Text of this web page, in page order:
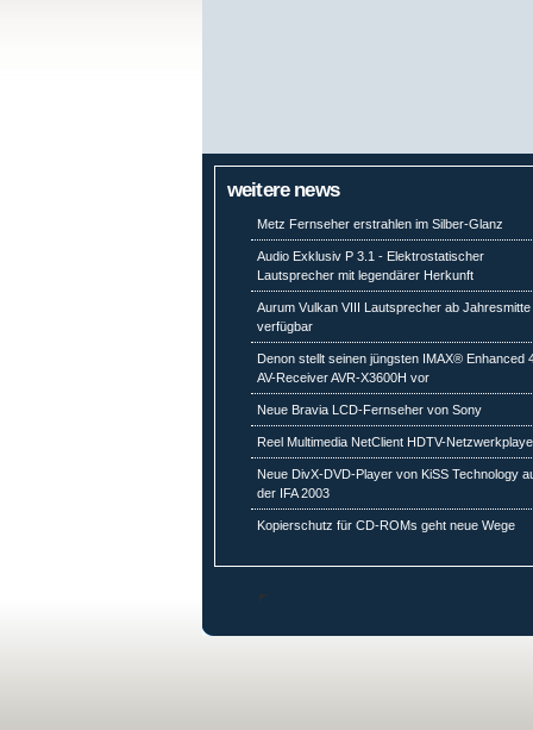
weitere news
Metz Fernseher erstrahlen im Silber-Glanz
Audio Exklusiv P 3.1 - Elektrostatischer
Lautsprecher mit legendärer Herkunft
Aurum Vulkan VIII Lautsprecher ab Jahresmitte
verfügbar
Denon stellt seinen jüngsten IMAX® Enhanced
AV-Receiver AVR-X3600H vor
Neue Bravia LCD-Fernseher von Sony
Reel Multimedia NetClient HDTV-
Neue DivX-DVD-Player von KiSS Technology
der IFA 2003
Kopierschutz für CD-ROMs geht neue Wege